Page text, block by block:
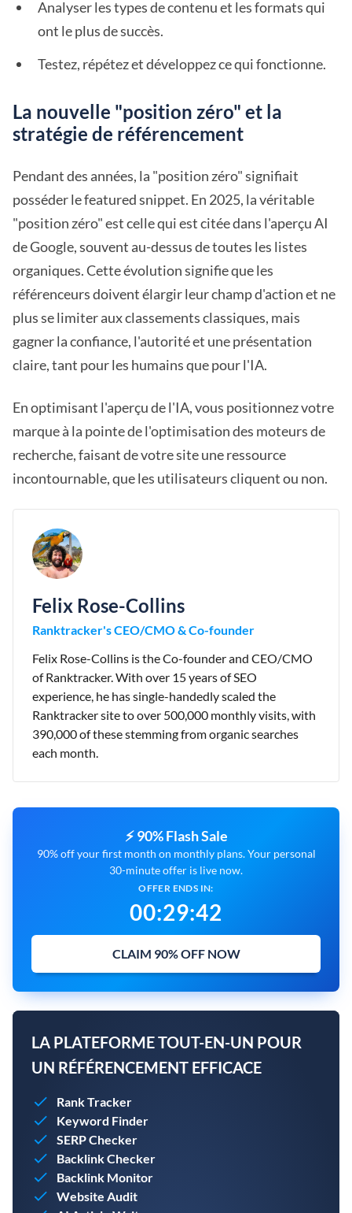
Analyser les types de contenu et les formats qui
ont le plus de succès.
Testez, répétez et développez ce qui fonctionne.
La nouvelle "position zéro" et la
stratégie de référencement
Pendant des années, la "position zéro" signifiait
posséder le featured snippet. En 2025, la véritable
"position zéro" est celle qui est citée dans l'aperçu AI
de Google, souvent au-dessus de toutes les listes
organiques. Cette évolution signifie que les
référenceurs doivent élargir leur champ d'action et ne
plus se limiter aux classements classiques, mais
gagner la confiance, l'autorité et une présentation
claire, tant pour les humains que pour l'IA.
En optimisant l'aperçu de l'IA, vous positionnez votre
marque à la pointe de l'optimisation des moteurs de
recherche, faisant de votre site une ressource
incontournable, que les utilisateurs cliquent ou non.
Felix Rose-Collins
Ranktracker's CEO/CMO & Co-founder
Felix Rose-Collins is the Co-founder and CEO/CMO
of Ranktracker. With over 15 years of SEO
experience, he has single-handedly scaled the
Ranktracker site to over 500,000 monthly visits, with
390,000 of these stemming from organic searches
each month.
⚡ 90% Flash Sale
90% off your first month on monthly plans. Your personal
30-minute offer is live now.
OFFER ENDS IN:
00:29:41
CLAIM 90% OFF NOW
LA PLATEFORME TOUT-EN-UN POUR
UN RÉFÉRENCEMENT EFFICACE
Rank Tracker
Keyword Finder
SERP Checker
Backlink Checker
Backlink Monitor
Website Audit